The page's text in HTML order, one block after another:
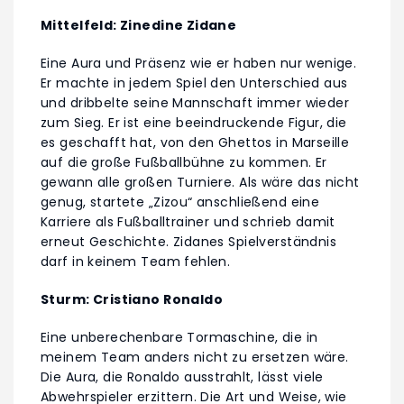
Mittelfeld: Zinedine Zidane
Eine Aura und Präsenz wie er haben nur wenige.
Er machte in jedem Spiel den Unterschied aus
und dribbelte seine Mannschaft immer wieder
zum Sieg. Er ist eine beeindruckende Figur, die
es geschafft hat, von den Ghettos in Marseille
auf die große Fußballbühne zu kommen. Er
gewann alle großen Turniere. Als wäre das nicht
genug, startete „Zizou“ anschließend eine
Karriere als Fußballtrainer und schrieb damit
erneut Geschichte. Zidanes Spielverständnis
darf in keinem Team fehlen.
Sturm: Cristiano Ronaldo
Eine unberechenbare Tormaschine, die in
meinem Team anders nicht zu ersetzen wäre.
Die Aura, die Ronaldo ausstrahlt, lässt viele
Abwehrspieler erzittern. Die Art und Weise, wie